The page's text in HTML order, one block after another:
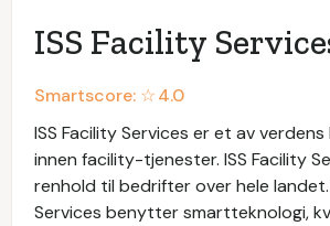
ISS Facility
Smartscore: ☆4.0
ISS Facility Services er et av
innen facility-tjenester. ISS Facility
renhold til bedrifter over hele landet.
Services benytter smartteknologi,